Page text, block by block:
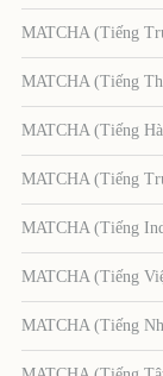
MATCHA (Tiếng
MATCHA (Tiếng
MATCHA (Tiếng
MATCHA (Tiếng
MATCHA (Tiếng
MATCHA (Tiếng
MATCHA (Tiếng